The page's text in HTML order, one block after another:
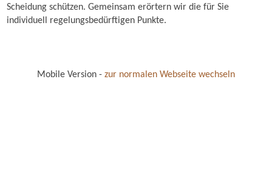
Scheidung schützen. Gemeinsam erörtern wir die für Sie
individuell regelungsbedürftigen Punkte.
Mobile Version - zur normalen Webseite wechseln